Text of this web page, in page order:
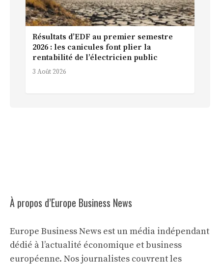
Résultats d’EDF au premier semestre
2026 : les canicules font plier la
rentabilité de l’électricien public
3 Août 2026
À propos d’Europe Business News
Europe Business News est un média indépendant
dédié à l’actualité économique et business
européenne. Nos journalistes couvrent les